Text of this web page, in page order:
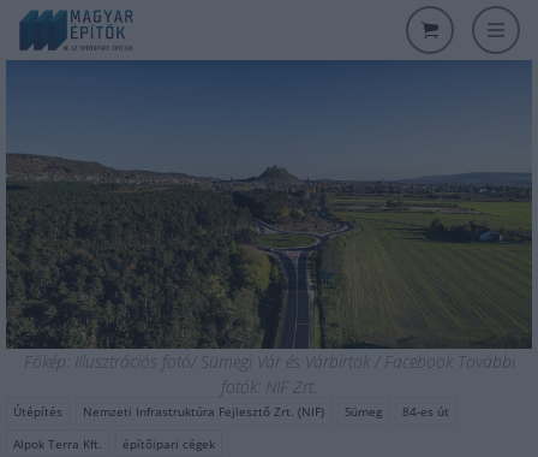
Főkép: Illusztrációs fotó/ Sümegi Vár és Várbirtok / Facebook További
fotók: NIF Zrt.
Útépítés Nemzeti Infrastruktúra Fejlesztő Zrt. (NIF) Sümeg
84-es út
Alpok Terra Kft.
építőipari cégek